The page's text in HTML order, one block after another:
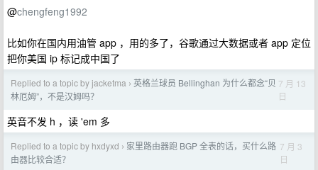
@chengfeng1992
比如你在国内用油管 app ，用的多了，谷歌通过大数据或者 app 定位
把你美国 ip 标记成中国了
Replied to a topic by jacketma › 英格兰球员 Bellinghan 为什么都念“贝
林厄姆”，不是汉姆吗？
7 月 13
日
英音不发 h ，读 'em 多
Replied to a topic by hxdyxd › 家里路由器跑 BGP 全表的话，买什么路
由器比较合适？
7 月 3
日